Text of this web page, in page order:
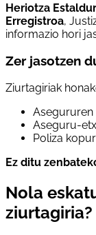
Heriotza
Erregistroa,
informazio hori
Zer jasotzen
Ziurtagiriak
Asegururen
Aseguru-
Poliza
Ez ditu
Nola
ziurtagiria?